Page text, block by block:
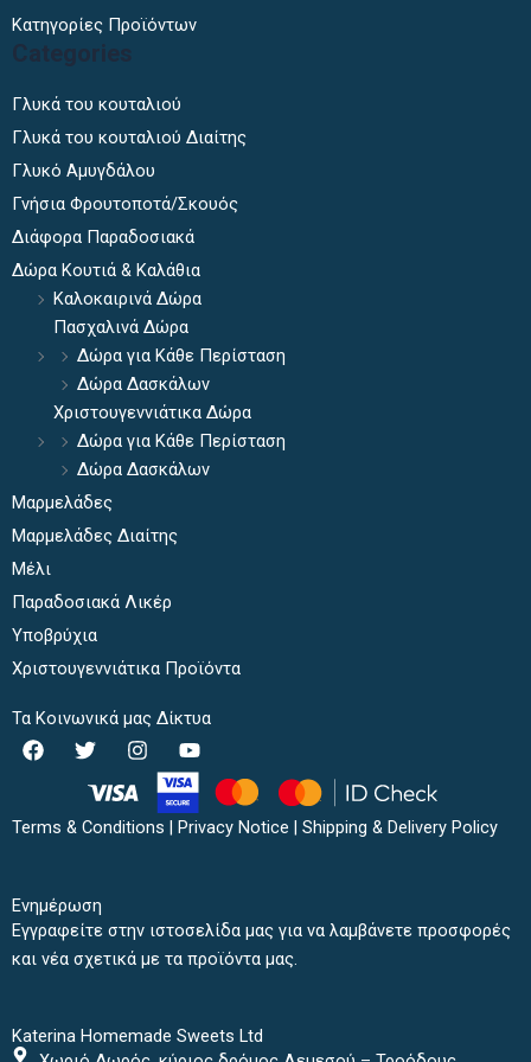
Κατηγορίες Προϊόντων
Categories
Γλυκά του κουταλιού
Γλυκά του κουταλιού Διαίτης
Γλυκό Αμυγδάλου
Γνήσια Φρουτοποτά/Σκουός
Διάφορα Παραδοσιακά
Δώρα Κουτιά & Καλάθια
Καλοκαιρινά Δώρα
Πασχαλινά Δώρα
Δώρα για Κάθε Περίσταση
Δώρα Δασκάλων
Χριστουγεννιάτικα Δώρα
Δώρα για Κάθε Περίσταση
Δώρα Δασκάλων
Μαρμελάδες
Μαρμελάδες Διαίτης
Μέλι
Παραδοσιακά Λικέρ
Υποβρύχια
Χριστουγεννιάτικα Προϊόντα
Τα Κοινωνικά μας Δίκτυα
F
a
b
T
w
i
t
I
n
t
a
Y
o
u
t
u
Terms & Conditions | Privacy Notice | Shipping & Delivery Policy
Ενημέρωση
Εγγραφείτε στην ιστοσελίδα μας για να λαμβάνετε προσφορές
και νέα σχετικά με τα προϊόντα μας.
Katerina Homemade Sweets Ltd